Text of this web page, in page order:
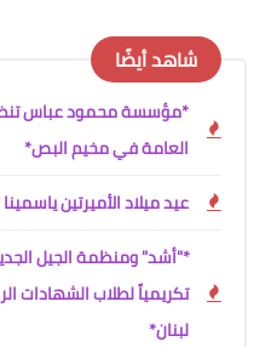
شاهد أيضًا
*مؤسسة محمود عباس تنظم
العامة في مخيم البص*
عيد ميلاد الأميرتين
*"أشد" ومنظمة الجيل
تكريمياً لطلاب
لبنان*